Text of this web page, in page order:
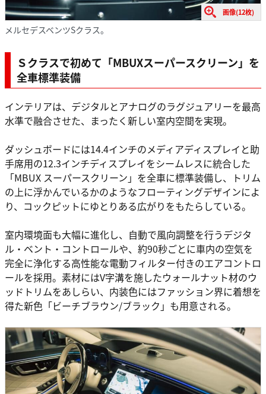
画像(12枚)
メルセデスベンツSクラス。
Ｓクラスで初めて「MBUXスーパースクリーン」を
全車標準装備
インテリアは、デジタルとアナログのラグジュアリーを最高
水準で融合させた、まったく新しい室内空間を実現。
ダッシュボードには14.4インチのメディアディスプレイと助
手席用の12.3インチディスプレイをシームレスに統合した
「MBUX スーパースクリーン」を全車に標準装備し、トリム
の上に浮かんでいるかのようなフローティングデザインによ
り、コックピットにゆとりある広がりをもたらしている。
室内環境面も大幅に進化し、自動で風向調整を行うデジタ
ル・ベント・コントロールや、約90秒ごとに車内の空気を
完全に浄化する高性能な電動フィルター付きのエアコントロ
ールを採用。素材にはV字溝を施したウォールナット材のウ
ッドトリムをあしらい、内装色にはファッション界に着想を
得た新色「ビーチブラウン/ブラック」も用意される。